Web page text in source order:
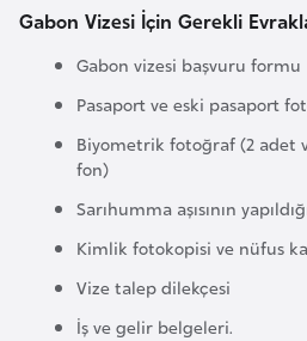
Gabon Vizesi İçin Gerekli
Gabon vizesi başvuru formu
Pasaport ve eski pasaport
Biyometrik fotoğraf (2 adet
fon)
Sarıhumma aşısının
Kimlik fotokopisi ve nüfus
Vize talep dilekçesi
İş ve gelir belgeleri.
g